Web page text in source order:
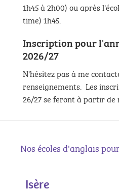
1h45 à 2h00) ou après
time) 1h45.
Inscription pour
2026/27
N'hésitez pas à me
renseignements. Les
26/27 se feront à partir de
Nos écoles d'anglais
Isère